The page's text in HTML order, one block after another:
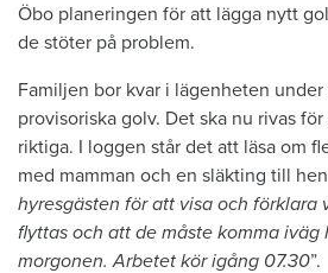
Öbo planeringen för att lägga nytt
de stöter på problem.
Familjen bor kvar i lägenheten
provisoriska golv. Det ska nu rivas
riktiga. I loggen står det att läsa om
med mamman och en släkting till
hyresgästen för att visa och förklara
flyttas och att de måste komma iväg
morgonen. Arbetet kör igång 07.30”.